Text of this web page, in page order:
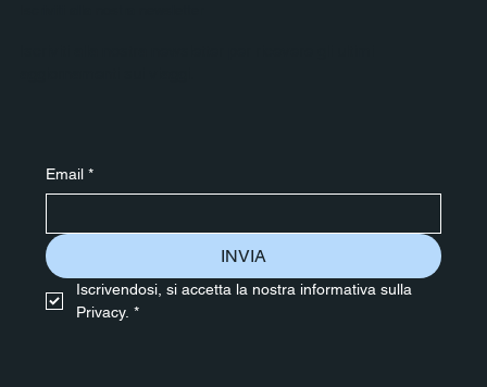
Email *
INVIA
Iscrivendosi, si accetta la nostra informativa sulla
Privacy. *